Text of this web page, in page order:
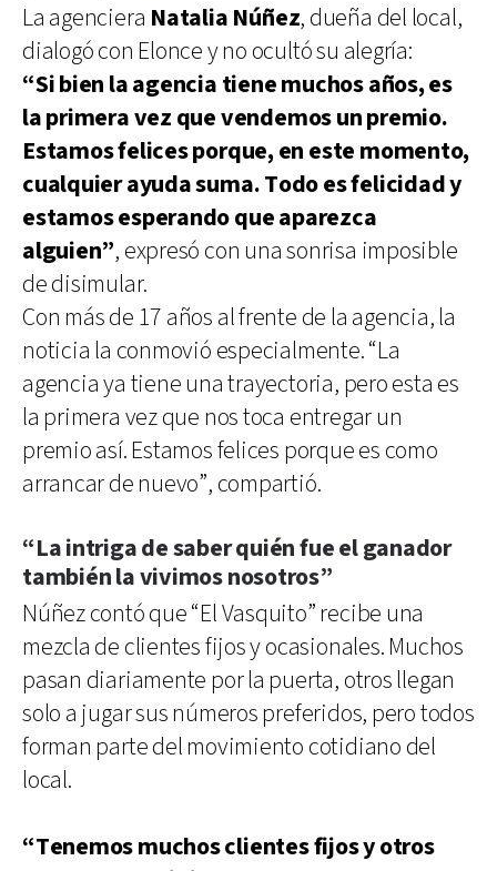
La agenciera Natalia Núñez, dueña del local,
dialogó con Elonce y no ocultó su alegría:
“Si bien la agencia tiene muchos años, es
la primera vez que vendemos un premio.
Estamos felices porque, en este momento,
cualquier ayuda suma. Todo es felicidad y
estamos esperando que aparezca
alguien”, expresó con una sonrisa imposible
de disimular.
Con más de 17 años al frente de la agencia, la
noticia la conmovió especialmente. “La
agencia ya tiene una trayectoria, pero esta es
la primera vez que nos toca entregar un
premio así. Estamos felices porque es como
arrancar de nuevo”, compartió.
“La intriga de saber quién fue el ganador
también la vivimos nosotros”
Núñez contó que “El Vasquito” recibe una
mezcla de clientes fijos y ocasionales. Muchos
pasan diariamente por la puerta, otros llegan
solo a jugar sus números preferidos, pero todos
forman parte del movimiento cotidiano del
local.
“Tenemos muchos clientes fijos y otros